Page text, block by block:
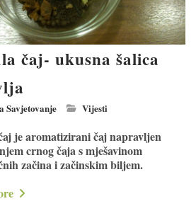
čaj- ukusna šalica
Savjetovanje Vijesti
je aromatizirani čaj napravljen
crnog čaja s mješavinom
začina i začinskim biljem.